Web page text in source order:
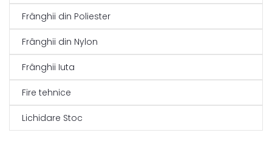
Frânghii din Poliester
Frânghii din Nylon
Frânghii Iuta
Fire tehnice
Lichidare Stoc